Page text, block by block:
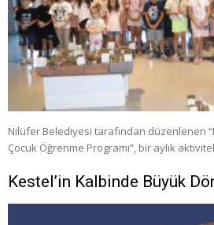
Nilüfer Belediyesi tarafından düzenlenen
Çocuk Öğrenme Programı”, bir aylık
Kestel’in Kalbinde Büyük